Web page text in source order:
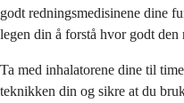
godt redningsmedisinene dine
legen din å forstå hvor godt
Ta med inhalatorene dine til
teknikken din og sikre at du